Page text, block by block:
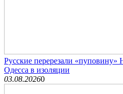
Русские перерезали
Одесса в изоляции
03.08.20260